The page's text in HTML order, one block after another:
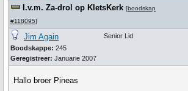
I.v.m. Za-drol op KletsKerk [boodskap
#118095]
Jim Again
Boodskappe: 245
Geregistreer: Januarie 2007
Senior Lid
Hallo broer Pineas